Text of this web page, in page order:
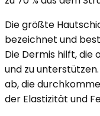
Die größte
bezeichnet und
Die Dermis hilft, die
und zu
ab, die
der Elastizität und